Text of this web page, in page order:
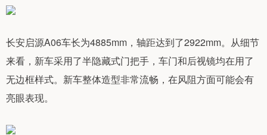
长安启源A06车长为4885mm，轴距达到了2922mm。从细节
来看，新车采用了半隐藏式门把手，车门和后视镜均在用了
无边框样式。新车整体造型非常流畅，在风阻方面可能会有
亮眼表现。